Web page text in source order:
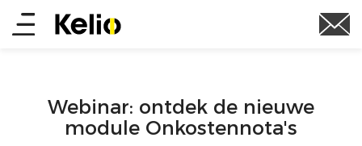
Skip
Main
Webinar: ontdek de nieuwe
module Onkostennota's